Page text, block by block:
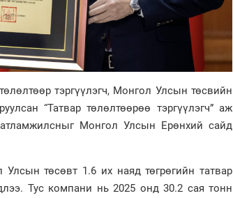
тэргүүлэгч, Монгол Улсын төсвийн
“Татвар төлөлтөөрөө тэргүүлэгч” аж
Монгол Улсын Ерөнхий сайд
төсөвт 1.6 их наяд төгрөгийн татвар
Тус компани нь 2025 онд 30.2 сая тонн